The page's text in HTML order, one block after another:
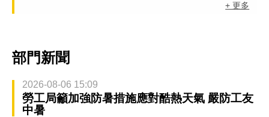
+ 更多
部門新聞
2026-08-06 15:09
勞工局籲加強防暑措施應對酷熱天氣 嚴防工友
中暑